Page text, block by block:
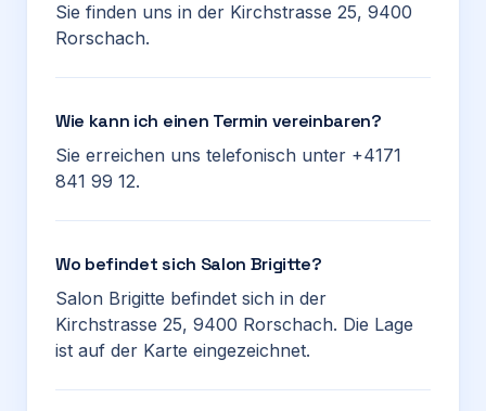
Sie finden uns in der Kirchstrasse 25, 9400
Rorschach.
Wie kann ich einen Termin vereinbaren?
Sie erreichen uns telefonisch unter +4171
841 99 12.
Wo befindet sich Salon Brigitte?
Salon Brigitte befindet sich in der
Kirchstrasse 25, 9400 Rorschach. Die Lage
ist auf der Karte eingezeichnet.